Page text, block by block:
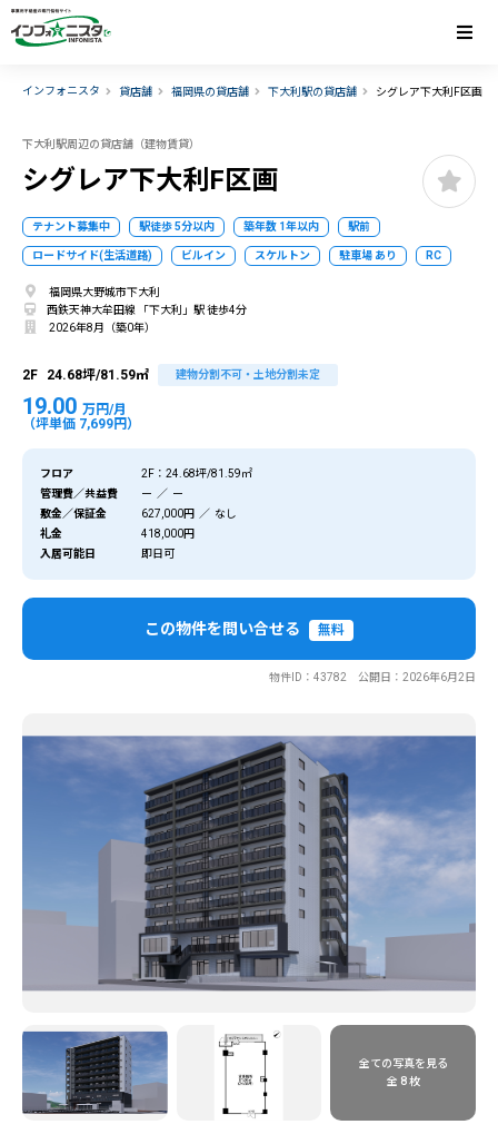
インフォニスタ 貸店舗 福岡県の貸店舗 下大利駅の貸店舗 シグレア下大利F区画
下大利駅周辺の貸店舗（建物賃貸）
シグレア下大利F区画
テナント募集中 駅徒歩 5分以内 築年数 1年以内 駅前
ロードサイド(生活道路) ビルイン スケルトン 駐車場 あり RC
福岡県大野城市下大利
西鉄天神大牟田線 「下大利」駅 徒歩4分
2026年8月（築0年）
2F 24.68坪/81.59㎡ 建物分割不可・土地分割未定
19.00 万円/月
（坪単価 7,699円）
フロア
2F：24.68坪/81.59㎡
管理費／共益費
ー ／ ー
敷金／保証金
627,000円 ／ なし
礼金
418,000円
入居可能日
即日可
この物件を問い合せる 無料
物件ID：43782 公開日：2026年6月2日
全ての写真を見る
全 8 枚